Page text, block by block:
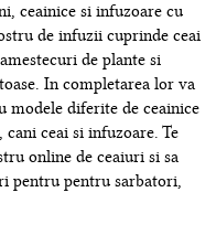
ceainice si infuzoare cu
de infuzii cuprinde ceai
de plante si
In completarea lor va
modele diferite de ceainice
ceai si infuzoare. Te
online de ceaiuri si sa
pentru pentru sarbatori,